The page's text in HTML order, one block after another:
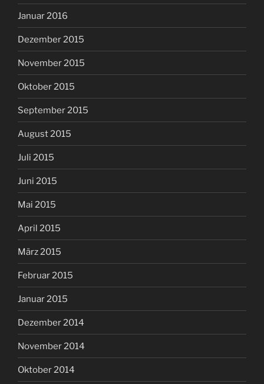
Januar 2016
Dezember 2015
November 2015
Oktober 2015
September 2015
August 2015
Juli 2015
Juni 2015
Mai 2015
April 2015
März 2015
Februar 2015
Januar 2015
Dezember 2014
November 2014
Oktober 2014